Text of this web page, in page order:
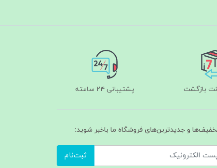
پشتیبانی ۲۴ ساعته
و جدیدترین‌های فروشگاه ما باخبر شوید:
ثبت‌نام